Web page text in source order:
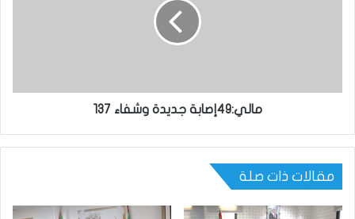
مالي:49إصابة جديدة وشفاء 137
مقالات ذات صلة